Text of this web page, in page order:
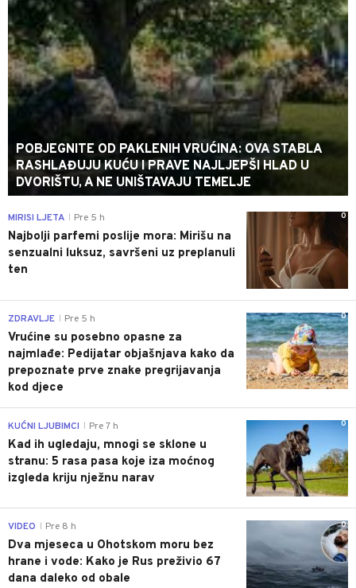
POBJEGNITE OD PAKLENIH VRUĆINA: OVA STABLA
RASHLAĐUJU KUĆU I PRAVE NAJLJEPŠI HLAD U
DVORIŠTU, A NE UNIŠTAVAJU TEMELJE
0
MIRISI LJETA Pre 5 h
Najbolji parfemi poslije mora: Mirišu na
senzualni luksuz, savršeni uz preplanuli
ten
0
ZDRAVLJE Pre 5 h
Vrućine su posebno opasne za
najmlađe: Pedijatar objašnjava kako da
prepoznate prve znake pregrijavanja
kod djece
0
KUĆNI LJUBIMCI Pre 7 h
Kad ih ugledaju, mnogi se sklone u
stranu: 5 rasa pasa koje iza moćnog
izgleda kriju nježnu narav
0
VIDEO Pre 8 h
Dva mjeseca u Ohotskom moru bez
hrane i vode: Kako je Rus preživio 67
dana daleko od obale